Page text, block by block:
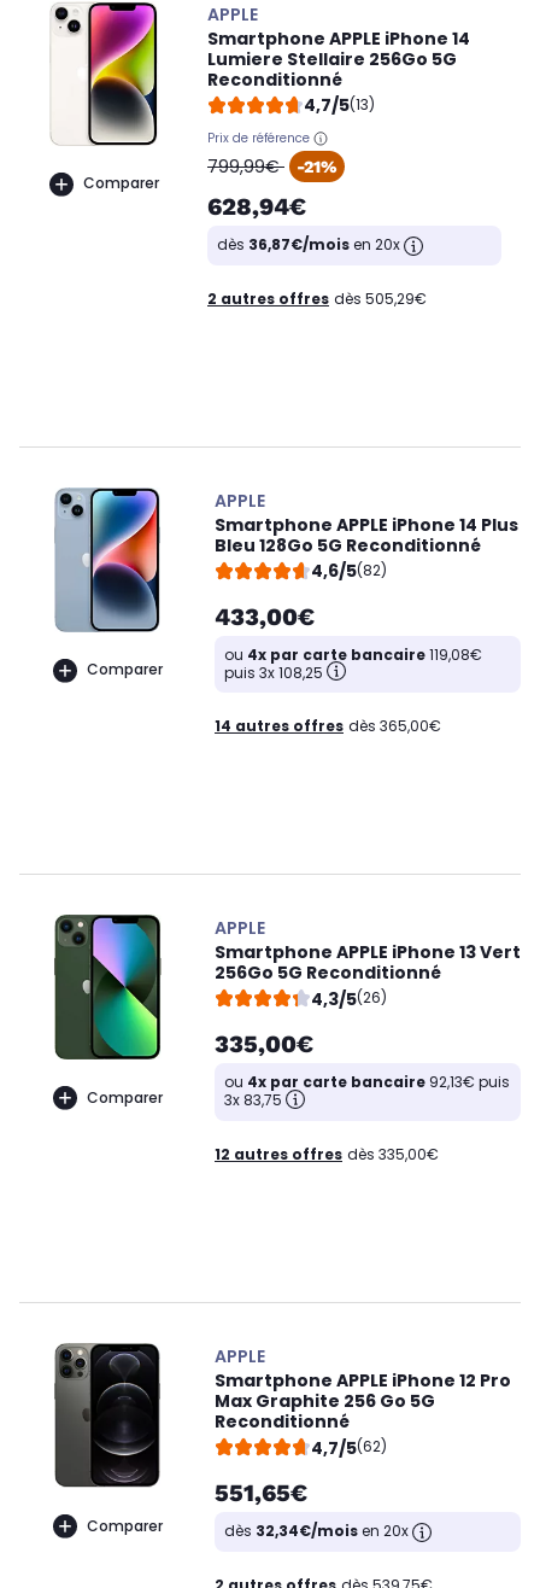
Comparer
APPLE
Smartphone APPLE iPhone 14
Lumiere Stellaire 256Go 5G
Reconditionné
4,7/5(13)
Prix de référence
oldPrice
799,99€ -21%
628,94€
dès 36,87€/moisen 20x
2 autres offres dès 505,29€
Comparer
APPLE
Smartphone APPLE iPhone 14 Plus
Bleu 128Go 5G Reconditionné
4,6/5(82)
433,00€
ou 4x par carte bancaire119,08€
puis 3x 108,25
14 autres offres dès 365,00€
Comparer
APPLE
Smartphone APPLE iPhone 13 Vert
256Go 5G Reconditionné
4,3/5(26)
335,00€
ou 4x par carte bancaire 92,13€ puis
3x 83,75
12 autres offres dès 335,00€
Comparer
APPLE
Smartphone APPLE iPhone 12 Pro
Max Graphite 256 Go 5G
Reconditionné
4,7/5(62)
551,65€
dès 32,34€/moisen 20x